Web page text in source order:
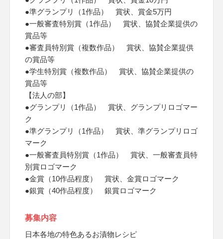
●準グランプリ（1作品） 賞状、賞金5万円
●一般審査特別賞（1作品） 賞状、協賛企業提供の
賞品等
●審査員特別賞（複数作品） 賞状、協賛企業提供
の賞品等
●学生特別賞（複数作品） 賞状、協賛企業提供の
賞品等
【法人の部】
●グランプリ（1作品） 賞状、グランプリロゴマー
ク
●準グランプリ（1作品） 賞状、準グランプリロゴ
マーク
●一般審査員特別賞（1作品） 賞状、一般審査員特
別賞ロゴマーク
●金賞（10作品程度） 賞状、金賞ロゴマーク
●銀賞（40作品程度） 銀賞ロゴマーク
募集内容
日本各地の特色あるお漬物レシピ